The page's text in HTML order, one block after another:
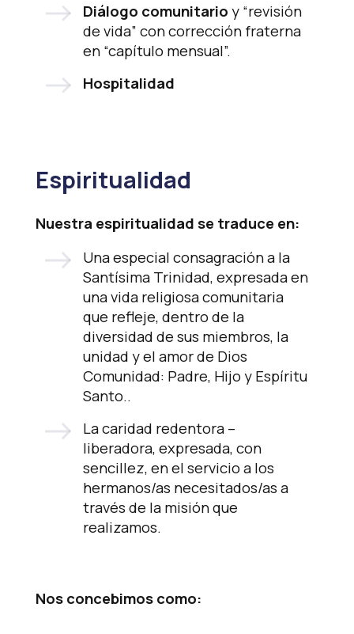
Diálogo comunitarioy “revisión
de vida” con corrección fraterna
en “capítulo mensual”.
Hospitalidad
Espiritualidad
Nuestra espiritualidad se traduce en:
Una especial consagración a la
Santísima Trinidad, expresada en
una vida religiosa comunitaria
que refleje, dentro de la
diversidad de sus miembros, la
unidad y el amor de Dios
Comunidad: Padre, Hijo y Espíritu
Santo..
La caridad redentora –
liberadora, expresada, con
sencillez, en el servicio a los
hermanos/as necesitados/as a
través de la misión que
realizamos.
Nos concebimos como: